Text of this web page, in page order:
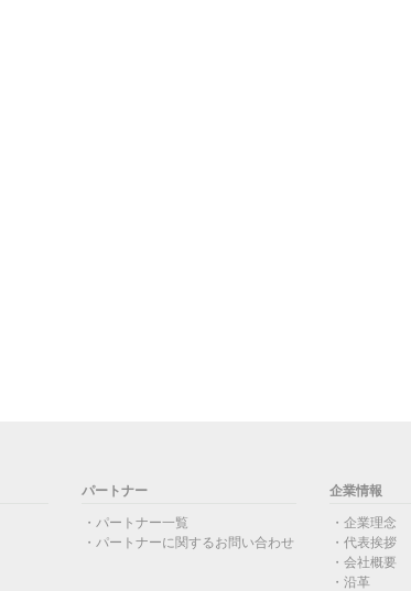
パートナー
パートナー一覧
パートナーに関するお問い合わせ
企業情報
企業理念
代表挨拶
会社概要
沿革